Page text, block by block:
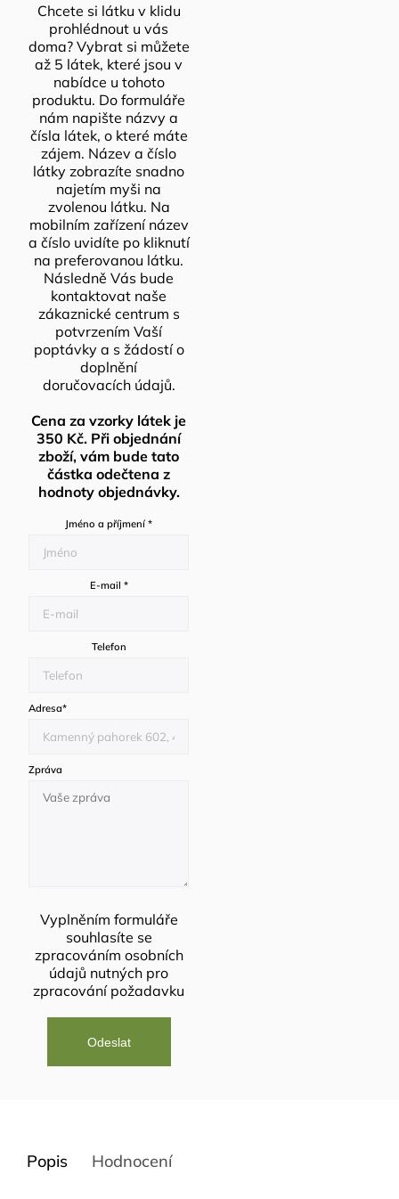
Chcete si látku v klidu
prohlédnout u vás
doma? Vybrat si můžete
až 5 látek, které jsou v
nabídce u tohoto
produktu. Do formuláře
nám napište názvy a
čísla látek, o které máte
zájem. Název a číslo
látky zobrazíte snadno
najetím myši na
zvolenou látku. Na
mobilním zařízení název
a číslo uvidíte po kliknutí
na preferovanou látku.
Následně Vás bude
kontaktovat naše
zákaznické centrum s
potvrzením Vaší
poptávky a s žádostí o
doplnění
doručovacích údajů.
Cena za vzorky látek je
350 Kč. Při objednání
zboží, vám bude tato
částka odečtena z
hodnoty objednávky.
Jméno a příjmení *
E-mail *
Telefon
Adresa*
Zpráva
Vyplněním formuláře
souhlasíte se
zpracováním osobních
údajů nutných pro
zpracování požadavku
Popis Hodnocení